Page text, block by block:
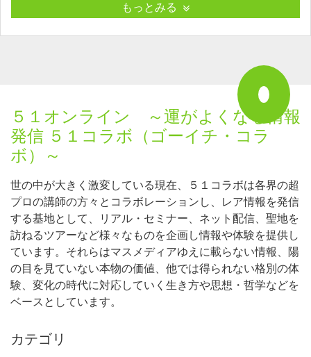
もっとみる
５１オンライン ～運がよくなる情報
発信 ５１コラボ（ゴーイチ・コラ
ボ）～
世の中が大きく激変している現在、５１コラボは各界の超
プロの講師の方々とコラボレーションし、レア情報を発信
する基地として、リアル・セミナー、ネット配信、聖地を
訪ねるツアーなど様々なものを企画し情報や体験を提供し
ています。それらはマスメディアゆえに載らない情報、陽
の目を見ていない本物の価値、他では得られない格別の体
験、変化の時代に対応していく生き方や思想・哲学などを
ベースとしています。
カテゴリ